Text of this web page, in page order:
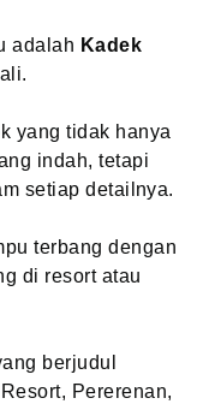
adalah Kadek
yang tidak hanya
indah, tetapi
setiap detailnya.
terbang dengan
di resort atau
berjudul
Pererenan,